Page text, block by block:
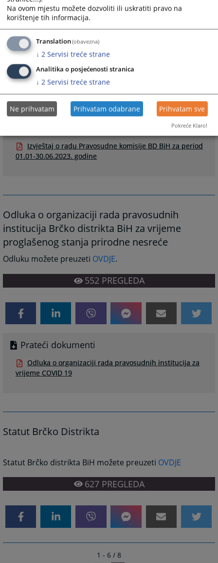
distrikta BiH za period 01.01.2023. do
30.06.2023. godine
Izvještaj možete preuzetiOVDJE
432 PREGLEDA
Izvještaj o radu Pravosudne komisije BD BiH za period
01.01-30.06.2023. godine
Odluka o organizaciji rada pravosudnih
institucija Brčko distrikta BiH za vrijeme
proglašenog stanja prirodne nesreće
Odluku možete preuzeti OVDJE.
552PREGLEDA
Prateći dokumenti
Odluka o organizaciji rada pravosudnih institucija za
vrijeme COVID 19
Statut Brčko Distrikta
Statut Brčko distrikta BiH možete preuzeti OVDJE
627PREGLEDA
1 - 6 / 8
Na ovom mjestu možete dozvoliti ili uskratiti pravo na
korištenje tih informacija.
Translation(obavezna)
↓ 2 Servisi treće strane
Analitika o posjećenosti stranica
↓ 2 Servisi treće strane
Ne prihvatam Prihvatam odabrane Prihvatam sve
Pokreće Klaro!